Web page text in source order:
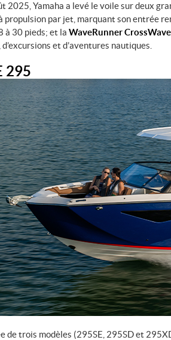
2025, Yamaha a levé le voile sur deux
propulsion par jet, marquant son entrée
à 30 pieds; et la WaveRunner CrossWave
d’excursions et d’aventures nautiques.
295
de trois modèles (295SE, 295SD et